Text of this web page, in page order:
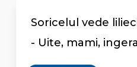
Soricelul vede
- Uite, mami,